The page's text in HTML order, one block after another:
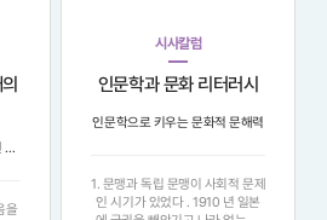
인문정신문화 진흥심의회 위원 6인이 말하는 ‘우리 사회에 인문이 필요한 이유’
을
시사칼럼
인문학과 문화 리터러시
인문학으로 키우는 문화적 문해력
1. 문맹과 독립 문맹이 사회적 문제
인 시기가 있었다 . 1910 년 일본